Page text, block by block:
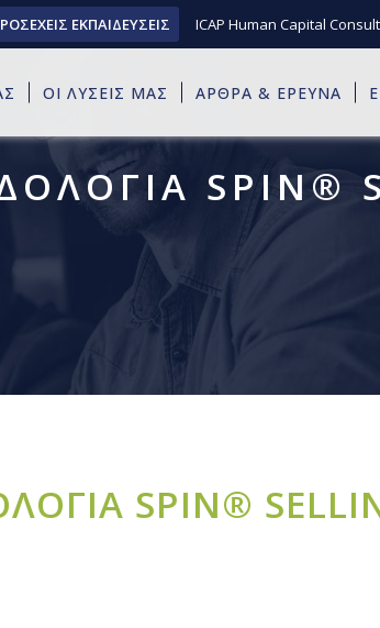
ΕΚΠΑΙΔΕΥΣΕΙΣ ICAP Human Capital
ΟΙ ΛΥΣΕΙΣ ΜΑΣ ΑΡΘΡΑ & ΕΡΕΥΝΑ
SPIN®
SPIN®